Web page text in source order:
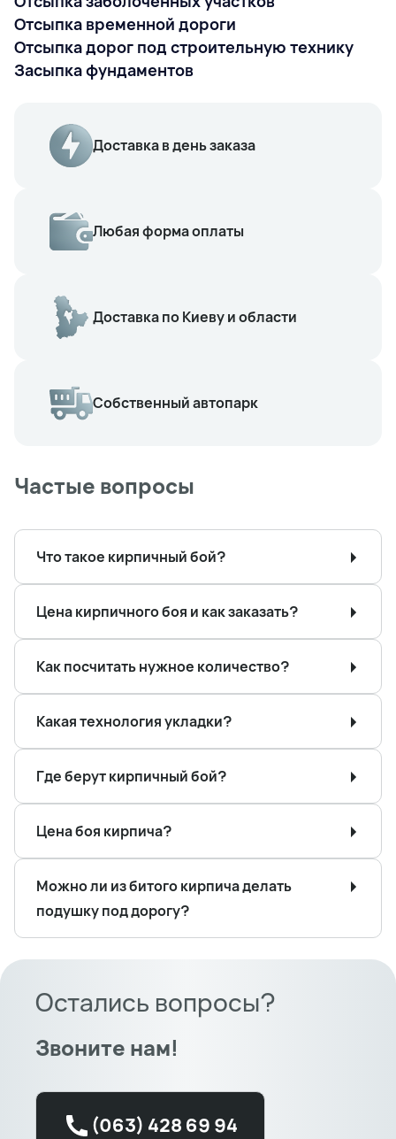
Доставка в день заказа
Любая форма оплаты
Доставка по Киеву и области
Собственный автопарк
Отсыпка временной дороги
Отсыпка дорог под строительную технику
Засыпка фундаментов
Частые вопросы
Что такое кирпичный бой?
Цена кирпичного боя и как заказать?
Как посчитать нужное количество?
Какая технология укладки?
Где берут кирпичный бой?
Цена боя кирпича?
Можно ли из битого кирпича делать
подушку под дорогу?
Остались вопросы?
Звоните нам!
(063) 428 69 94